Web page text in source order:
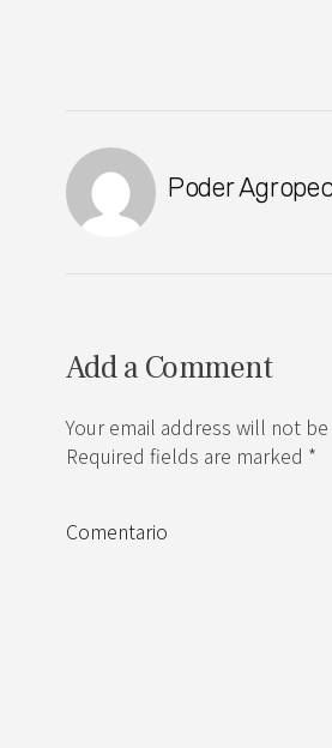
Poder
Add a Comment
Your email address will not
Required fields are marked *
Comentario